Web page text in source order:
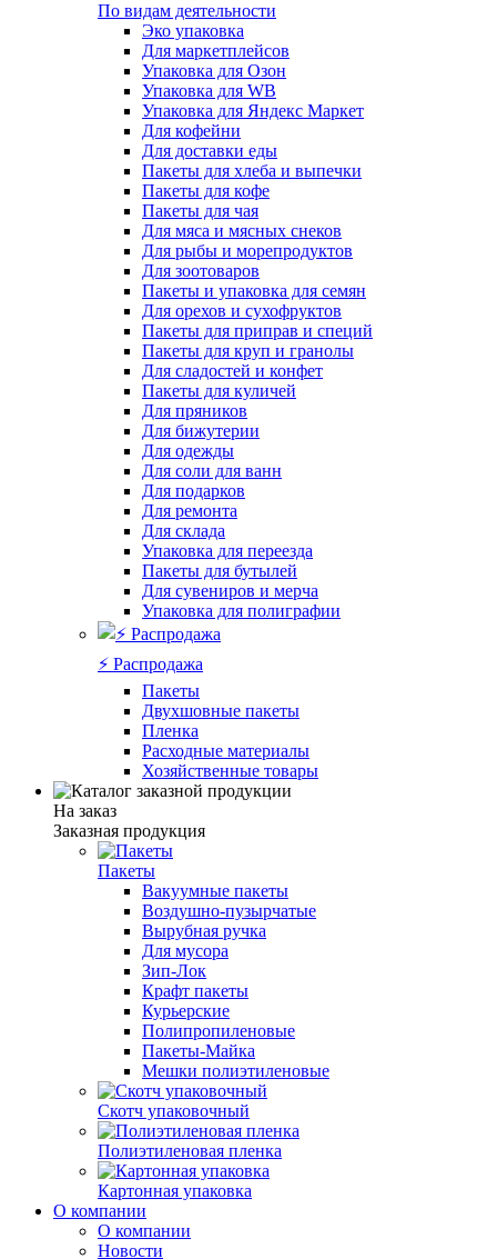
По видам деятельности
Эко упаковка
Для маркетплейсов
Упаковка для Озон
Упаковка для WB
Упаковка для Яндекс Маркет
Для кофейни
Для доставки еды
Пакеты для хлеба и выпечки
Пакеты для кофе
Пакеты для чая
Для мяса и мясных снеков
Для рыбы и морепродуктов
Для зоотоваров
Пакеты и упаковка для семян
Для орехов и сухофруктов
Пакеты для приправ и специй
Пакеты для круп и гранолы
Для сладостей и конфет
Пакеты для куличей
Для пряников
Для бижутерии
Для одежды
Для соли для ванн
Для подарков
Для ремонта
Для склада
Упаковка для переезда
Пакеты для бутылей
Для сувениров и мерча
Упаковка для полиграфии
⚡️ Распродажа
Пакеты
Двухшовные пакеты
Пленка
Расходные материалы
Хозяйственные товары
На заказ
Заказная продукция
Пакеты
Вакуумные пакеты
Воздушно-пузырчатые
Вырубная ручка
Для мусора
Зип-Лок
Крафт пакеты
Курьерские
Полипропиленовые
Пакеты-Майка
Мешки полиэтиленовые
Скотч упаковочный
Полиэтиленовая пленка
Картонная упаковка
О компании
О компании
Новости